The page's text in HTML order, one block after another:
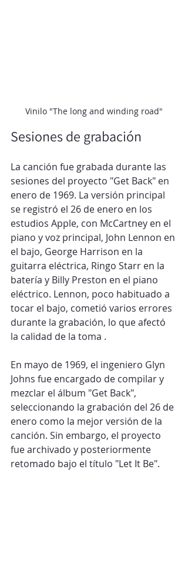
Vinilo "The long and winding road"
Sesiones de grabación
La canción fue grabada durante las
sesiones del proyecto "Get Back" en
enero de 1969. La versión principal
se registró el 26 de enero en los
estudios Apple, con McCartney en el
piano y voz principal, John Lennon en
el bajo, George Harrison en la
guitarra eléctrica, Ringo Starr en la
batería y Billy Preston en el piano
eléctrico. Lennon, poco habituado a
tocar el bajo, cometió varios errores
durante la grabación, lo que afectó
la calidad de la toma .​
En mayo de 1969, el ingeniero Glyn
Johns fue encargado de compilar y
mezclar el álbum "Get Back",
seleccionando la grabación del 26 de
enero como la mejor versión de la
canción. Sin embargo, el proyecto
fue archivado y posteriormente
retomado bajo el título "Let It Be".​